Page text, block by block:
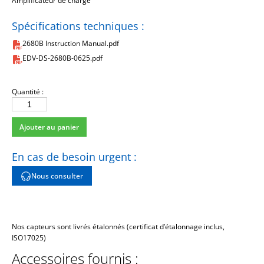
Spécifications techniques :
2680B Instruction Manual.pdf
EDV-DS-2680B-0625.pdf
Quantité :
quantité
de
2680BM3-
Ajouter au panier
En cas de besoin urgent :
Nous consulter
Nos capteurs sont livrés étalonnés (certificat d’étalonnage inclus,
ISO17025)
Accessoires fournis :